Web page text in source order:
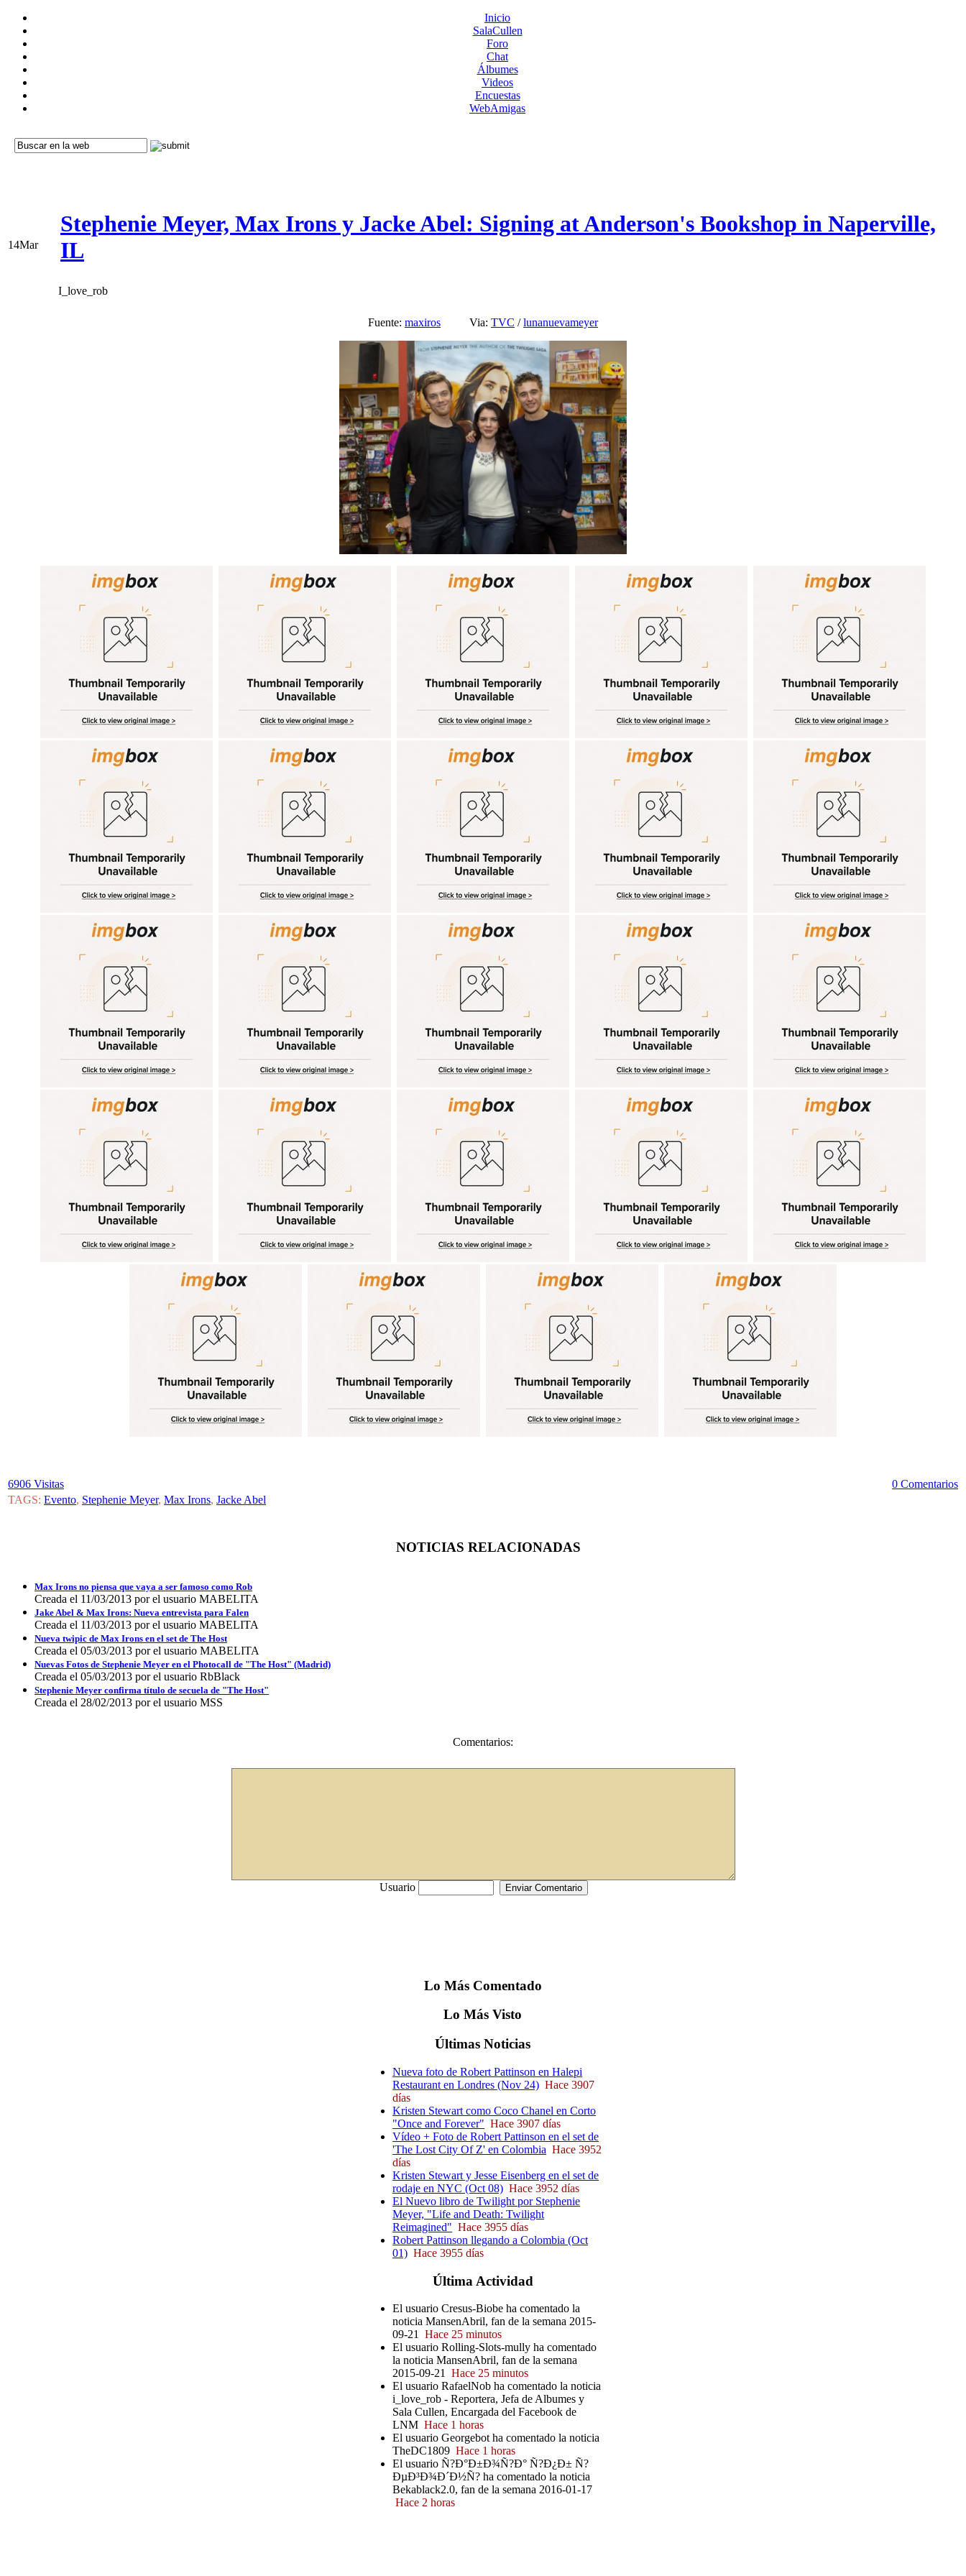
Inicio
SalaCullen
Foro
Chat
Álbumes
Videos
Encuestas
WebAmigas
14Mar
Stephenie Meyer, Max Irons y Jacke Abel: Signing at Anderson's Bookshop in Naperville,
IL
I_love_rob
Fuente: maxiros Via: TVC /lunanuevameyer
6906 Visitas
0 Comentarios
TAGS: Evento, Stephenie Meyer, Max Irons, Jacke Abel
NOTICIAS RELACIONADAS
Max Irons no piensa que vaya a ser famoso como Rob
Creada el 11/03/2013 por el usuario MABELITA
Jake Abel & Max Irons: Nueva entrevista para Falen
Creada el 11/03/2013 por el usuario MABELITA
Nueva twipic de Max Irons en el set de The Host
Creada el 05/03/2013 por el usuario MABELITA
Nuevas Fotos de Stephenie Meyer en el Photocall de "The Host" (Madrid)
Creada el 05/03/2013 por el usuario RbBlack
Stephenie Meyer confirma título de secuela de "The Host"
Creada el 28/02/2013 por el usuario MSS
Comentarios:
Usuario
Lo MásComentado
LoMás Visto
Últimas Noticias
Nueva foto de Robert Pattinson en Halepi
Restaurant en Londres (Nov 24) Hace 3907
días
Kristen Stewart como Coco Chanel en Corto
"Once and Forever" Hace 3907 días
Vídeo + Foto de Robert Pattinson en el set de
'The Lost City Of Z' en Colombia Hace 3952
días
Kristen Stewart y Jesse Eisenberg en el set de
rodaje en NYC (Oct 08) Hace 3952 días
El Nuevo libro de Twilight por Stephenie
Meyer, "Life and Death: Twilight
Reimagined" Hace 3955 días
Robert Pattinson llegando a Colombia (Oct
01) Hace 3955 días
Última Actividad
El usuario Cresus-Biobe ha comentado la
noticia MansenAbril, fan de la semana 2015-
09-21
Hace 25 minutos
El usuario Rolling-Slots-mully ha comentado
la noticia MansenAbril, fan de la semana
2015-09-21
Hace 25 minutos
El usuario RafaelNob ha comentado la noticia
i_love_rob - Reportera, Jefa de Albumes y
Sala Cullen, Encargada del Facebook de
LNM Hace 1 horas
El usuario Georgebot ha comentado la noticia
TheDC1809 Hace 1 horas
El usuario Ñ?Ð°Ð±Ð¾Ñ?Ð° Ñ?Ð¿Ð± Ñ?
ÐµÐ³Ð¾Ð´Ð½Ñ? ha comentado la noticia
Bekablack2.0, fan de la semana 2016-01-17
Hace 2 horas